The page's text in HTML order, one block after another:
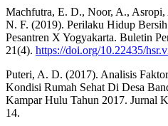
Machfutra, E. D., Noor, A.,
N. F. (2019). Perilaku Hidup
Pesantren X Yogyakarta. Buletin
21(4). https://doi.org/10.22435/
Puteri, A. D. (2017). Analisis
Kondisi Rumah Sehat Di Desa
Kampar Hulu Tahun 2017. Jurnal
14.